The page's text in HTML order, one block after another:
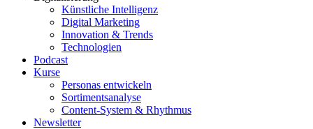
Künstliche Intelligenz
Digital Marketing
Innovation & Trends
Technologien
Podcast
Kurse
Personas entwickeln
Sortimentsanalyse
Content-System & Rhythmus
Newsletter